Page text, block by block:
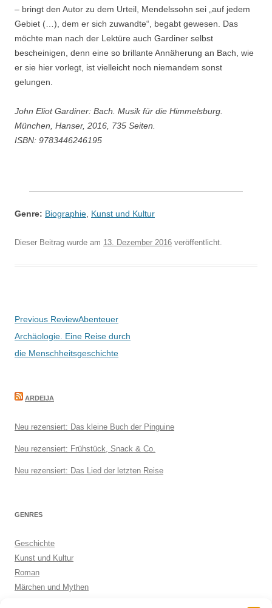
– bringt den Autor zu dem Urteil, Mendelssohn sei „auf jedem
Gebiet (…), dem er sich zuwandte“, begabt gewesen. Das
möchte man nach der Lektüre auch Gardiner selbst
bescheinigen, denn eine so brillante Annäherung an Bach, wie
er sie hier vorlegt, ist vielleicht noch niemandem sonst
gelungen.
John Eliot Gardiner: Bach. Musik für die Himmelsburg.
München, Hanser, 2016, 735 Seiten.
ISBN: 9783446246195
Genre: Biographie Kunst und Kultur
Dieser Beitrag wurde am 13. Dezember 2016 veröffentlicht.
Beitragsnavigation
Previous ReviewAbenteuer
Archäologie. Eine Reise durch
die Menschheitsgeschichte
ARDEIJA
Neu rezensiert: Das kleine Buch der Pinguine
Neu rezensiert: Frühstück, Snack & Co.
Neu rezensiert: Das Lied der letzten Reise
GENRES
Geschichte
Kunst und Kultur
Roman
Märchen und Mythen